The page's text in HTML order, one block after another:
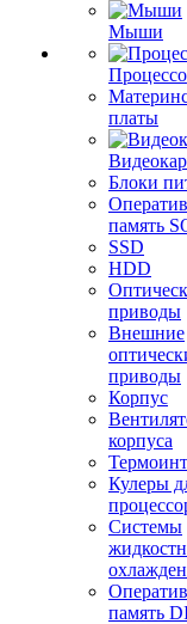
Мыши
платы
Блоки
память
SSD
HDD
приводы
Внешние
приводы
Корпус
корпуса
Кулеры
Системы
память